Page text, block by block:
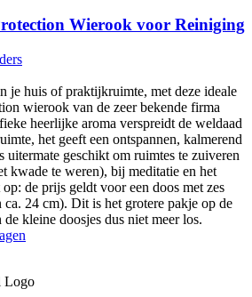
Wierook voor Reiniging
je huis of praktijkruimte, met deze ideale
wierook van de zeer bekende firma
heerlijke aroma verspreidt de weldaad
het geeft een ontspannen, kalmerend
uitermate geschikt om ruimtes te zuiveren
kwade te weren), bij meditatie en het
de prijs geldt voor een doos met zes
ca. 24 cm). Dit is het grotere pakje op de
kleine doosjes dus niet meer los.